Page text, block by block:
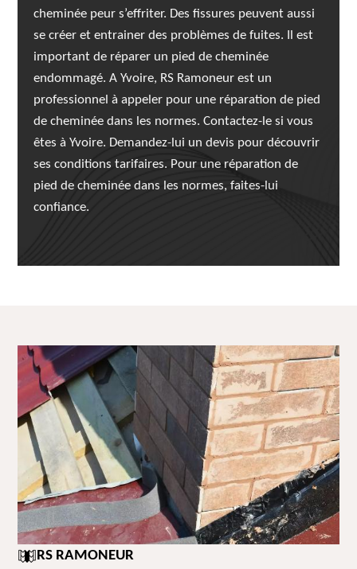
cheminée peur s’effriter. Des fissures peuvent aussi
se créer et entrainer des problèmes de fuites. Il est
important de réparer un pied de cheminée
endommagé. A Yvoire, RS Ramoneur est un
professionnel à appeler pour une réparation de pied
de cheminée dans les normes. Contactez-le si vous
êtes à Yvoire. Demandez-lui un devis pour découvrir
ses conditions tarifaires. Pour une réparation de
pied de cheminée dans les normes, faites-lui
confiance.
RS RAMONEUR